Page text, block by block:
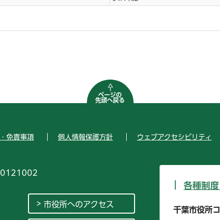
ページの
先頭へ戻る
免責事項 個人情報保護方針 ウェブアクセシビリティ
市役所へのアクセス
各種制
千葉市役所